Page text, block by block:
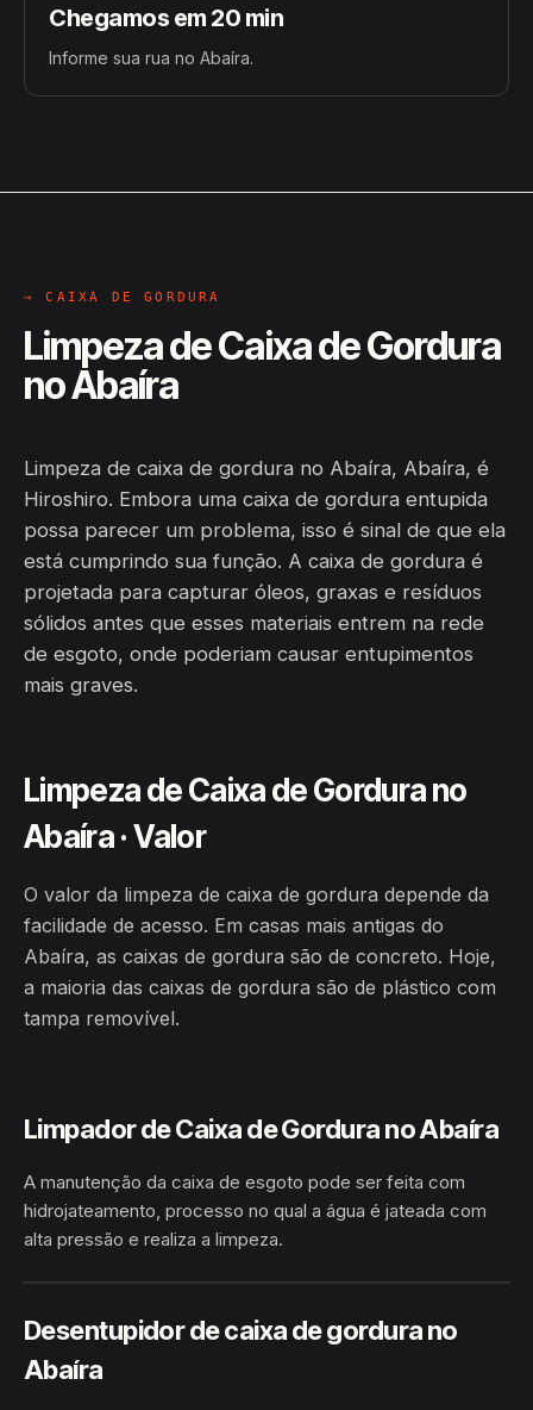
Chegamos em 20 min
Informe sua rua no Abaíra.
→ CAIXA DE GORDURA
Limpeza de Caixa de Gordura
no Abaíra
Limpeza de caixa de gordura no Abaíra, Abaíra, é
Hiroshiro. Embora uma caixa de gordura entupida
possa parecer um problema, isso é sinal de que ela
está cumprindo sua função. A caixa de gordura é
projetada para capturar óleos, graxas e resíduos
sólidos antes que esses materiais entrem na rede
de esgoto, onde poderiam causar entupimentos
mais graves.
Limpeza de Caixa de Gordura no
Abaíra · Valor
O valor da limpeza de caixa de gordura depende da
facilidade de acesso. Em casas mais antigas do
Abaíra, as caixas de gordura são de concreto. Hoje,
a maioria das caixas de gordura são de plástico com
tampa removível.
Limpador de Caixa de Gordura no Abaíra
A manutenção da caixa de esgoto pode ser feita com
hidrojateamento, processo no qual a água é jateada com
alta pressão e realiza a limpeza.
HIDROJATEAMENTO
Desentupidor de caixa de gordura no
Abaíra